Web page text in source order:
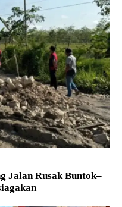
Jalan Rusak Buntok–